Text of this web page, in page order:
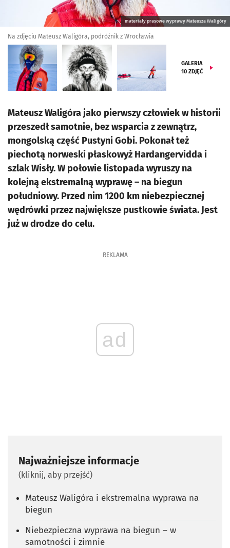
materiały prasowe wyprawy Mateusza Waligóry
Na zdjęciu Mateusz Waligóra, podróżnik z Wrocławia
GALERIA
10 ZDJĘĆ
Mateusz Waligóra jako pierwszy człowiek w historii
przeszedł samotnie, bez wsparcia z zewnątrz,
mongolską część Pustyni Gobi. Pokonał też
piechotą norweski płaskowyż Hardangervidda i
szlak Wisły. W połowie listopada wyruszy na
kolejną ekstremalną wyprawę – na biegun
południowy. Przed nim 1200 km niebezpiecznej
wędrówki przez największe pustkowie świata. Jest
już w drodze do celu.
REKLAMA
ad
Najważniejsze informacje
(kliknij, aby przejść)
Mateusz Waligóra i ekstremalna wyprawa na
biegun
Niebezpieczna wyprawa na biegun – w
samotności i zimnie